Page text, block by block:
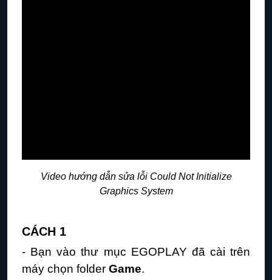
Video hướng dẫn sửa lỗi Could Not Initialize
Graphics System
CÁCH 1
- Bạn vào thư mục EGOPLAY đã cài trên
máy chọn folder Game.